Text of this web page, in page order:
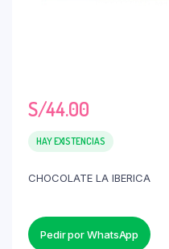
S/44.00
HAY EXISTENCIAS
CHOCOLATE LA IBERICA
Pedir por WhatsApp